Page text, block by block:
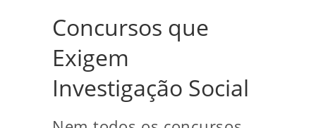
Concursos que
Exigem
Investigação Social